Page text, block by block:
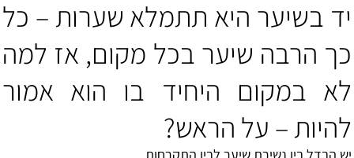
יד בשיער היא תתמלא שערות – כל
כך הרבה שיער בכל מקום, אז למה
לא במקום היחיד בו הוא אמור
להיות – על הראש?
יש הבדל בין נשירת שיער לבין התקרחות